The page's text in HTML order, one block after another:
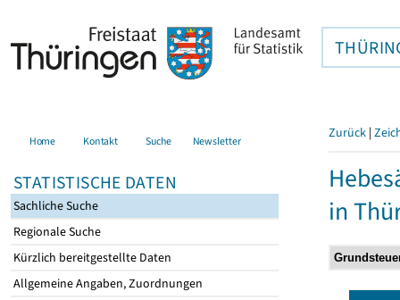
Home Kontakt Suche Newsletter
STATISTISCHE DATEN
Sachliche Suche
Regionale Suche
Kürzlich bereitgestellte Daten
Allgemeine Angaben, Zuordnungen
Zurück |
in